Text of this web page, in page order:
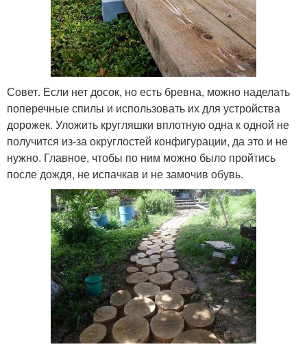
Совет. Если нет досок, но есть бревна, можно наделать
поперечные спилы и использовать их для устройства
дорожек. Уложить кругляшки вплотную одна к одной не
получится из-за округлостей конфигурации, да это и не
нужно. Главное, чтобы по ним можно было пройтись
после дождя, не испачкав и не замочив обувь.